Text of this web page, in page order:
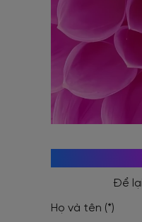
Họ và tên (*)